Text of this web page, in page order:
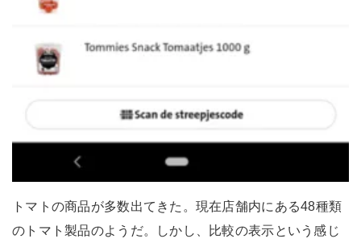
トマトの商品が多数出てきた。現在店舗内にある48種類
のトマト製品のようだ。しかし、比較の表示という感じ